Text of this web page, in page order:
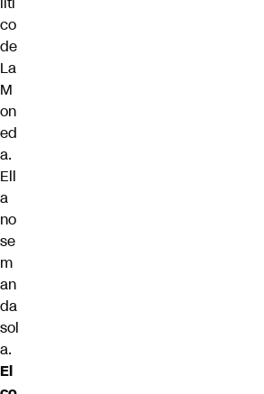
co
de
La
M
on
ed
a.
Ell
a
no
se
m
an
da
sol
a.
El